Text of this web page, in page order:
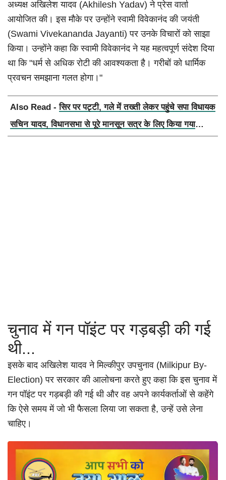
अध्यक्ष अखिलेश यादव (Akhilesh Yadav) ने प्रेस वार्ता
आयोजित की। इस मौके पर उन्होंने स्वामी विवेकानंद की जयंती
(Swami Vivekananda Jayanti) पर उनके विचारों को साझा
किया। उन्होंने कहा कि स्वामी विवेकानंद ने यह महत्वपूर्ण संदेश दिया
था कि "धर्म से अधिक रोटी की आवश्यकता है। गरीबों को धार्मिक
प्रवचन समझाना गलत होगा।"
Also Read -सिर पर पट्टी, गले में तख्ती लेकर पहुंचे सपा विधायक
सचिन यादव, विधानसभा से पूरे मानसून सत्र के लिए किया गया
चुनाव में गन पॉइंट पर गड़बड़ी की गई
थी...
इसके बाद अखिलेश यादव ने मिल्कीपुर उपचुनाव (Milkipur By-
Election) पर सरकार की आलोचना करते हुए कहा कि इस चुनाव में
गन पॉइंट पर गड़बड़ी की गई थी और वह अपने कार्यकर्ताओं से कहेंगे
कि ऐसे समय में जो भी फैसला लिया जा सकता है, उन्हें उसे लेना
चाहिए।